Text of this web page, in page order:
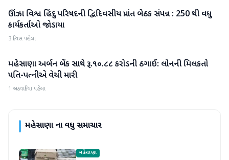
મહેસાણા
ઊંઝા વિશ્વ હિંદુ પરિષદની દ્વિદિવસીય પ્રાંત બેઠક સંપન્ન : 250 થી વધુ
કાર્યકર્તાઓ જોડાયા
3 દિવસ પહેલા
મહેસાણા
મહેસાણા અર્બન બેંક સાથે રૂ.૧૦.૮૮ કરોડની ઠગાઈ: લોનની મિલકતો
પતિ-પત્નીએ વેચી મારી
1 અઠવાડિયા પહેલા
મહેસાણાના વધુ સમાચાર
મહેસાણા